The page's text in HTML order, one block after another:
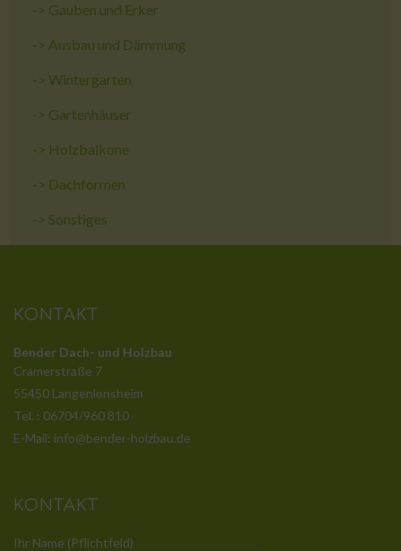
-> Gauben und Erker
-> Ausbau und Dämmung
->Wintergarten
-> Gartenhäuser
-> Holzbalkone
-> Dachformen
-> Sonstiges
KONTAKT
Bender Dach- und Holzbau
Cramerstraße 7
55450 Langenlonsheim
Tel. : 06704/960 810
E-Mail: info@bender-holzbau.de
KONTAKT
Ihr Name (Pflichtfeld)